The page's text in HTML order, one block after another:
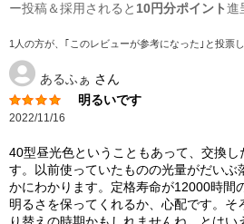
ー投稿＆採用されると 10円分ポイント進
1人の方が、｢このレビューが参考になった｣と投票し
あるふぁ さん
明るいです
2022/11/16
40型昼光色ということもあって、交換し
す。以前使っていたものの光量がだいぶ
かにわかります。定格寿命が12000時間
明るさを保ってくれるか、心配です。そ